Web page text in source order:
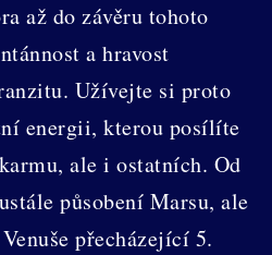
až do závěru tohoto
a hravost
Užívejte si proto
energii, kterou posílíte
ale i ostatních. Od
působení Marsu, ale
přecházející 5.